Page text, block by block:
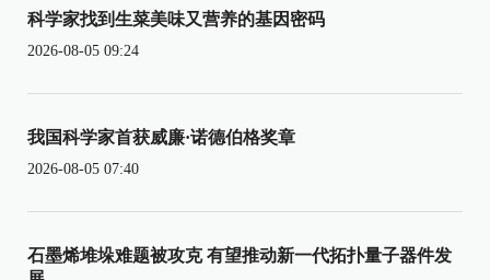
科学家找到生菜美味又营养的基因密码
2026-08-05 09:24
我国科学家首获威廉·诺德伯格奖章
2026-08-05 07:40
石墨烯堆垛难题被攻克 有望推动新一代拓扑量子器件发